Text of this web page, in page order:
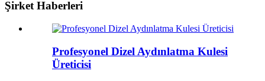
Şirket Haberleri
Profesyonel Dizel Aydınlatma Kulesi
Üreticisi